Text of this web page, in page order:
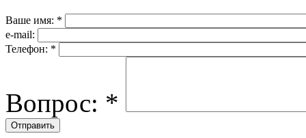
Ваше имя: *
e-mail:
Телефон: *
Вопрос: *